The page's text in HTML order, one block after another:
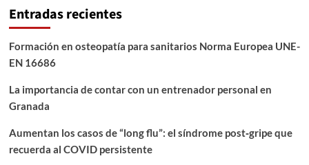
Entradas recientes
Formación en osteopatía para sanitarios Norma Europea UNE-
EN 16686
La importancia de contar con un entrenador personal en
Granada
Aumentan los casos de “long flu”: el síndrome post‑gripe que
recuerda al COVID persistente